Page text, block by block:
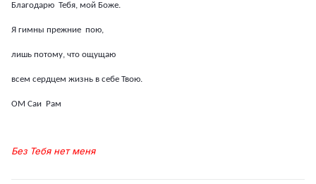
Благодарю Тебя, мой Боже.
Я гимны прежние пою,
лишь потому, что ощущаю
всем сердцем жизнь в себе Твою.
ОМ Саи Рам
Без Тебя нет меня